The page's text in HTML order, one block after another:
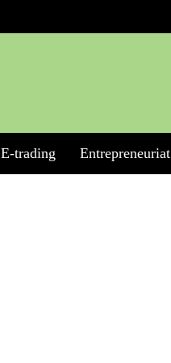
E-trading Entrepreneuriat